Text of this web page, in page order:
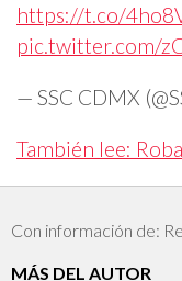
https://t.co/
pic.twitter.com/
— SSC CDMX
También lee:
Con información de:
MÁS DEL AUTOR